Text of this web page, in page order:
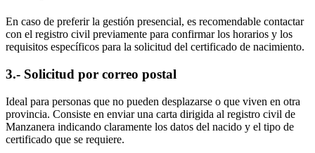
En caso de preferir la gestión presencial, es recomendable contactar
con el registro civil previamente para confirmar los horarios y los
requisitos específicos para la solicitud del certificado de nacimiento.
3.- Solicitud por correo postal
Ideal para personas que no pueden desplazarse o que viven en otra
provincia. Consiste en enviar una carta dirigida al registro civil de
Manzanera indicando claramente los datos del nacido y el tipo de
certificado que se requiere.